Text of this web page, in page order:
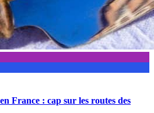
France : cap sur les routes des